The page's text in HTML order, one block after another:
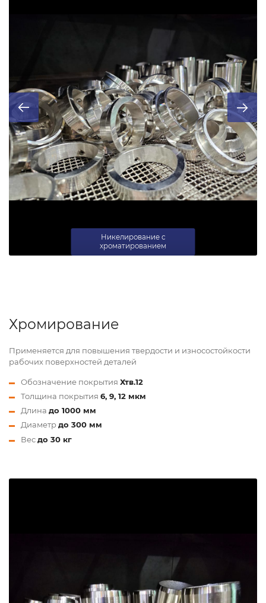
Никелирование с
хроматированием
Хромирование
Применяется для повышения твердости и износостойкости
рабочих поверхностей деталей
Обозначение покрытия Хтв.12
Толщина покрытия 6, 9, 12 мкм
Длина до 1000 мм
Диаметрдо 300 мм
Весдо 30 кг